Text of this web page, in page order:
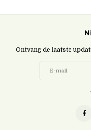
Ontvang de laatste